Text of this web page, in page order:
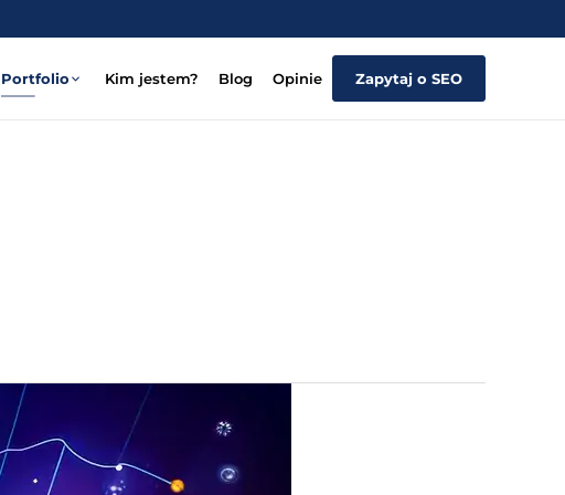
Portfolio Kim jestem? Blog Opinie Zapytaj o SEO